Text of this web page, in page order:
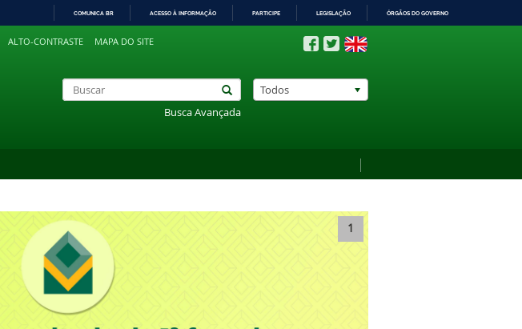
COMUNICA BR ACESSO À INFORMAÇÃO PARTICIPE LEGISLAÇÃO ÓRGÃOS DO GOVERNO
ALTO-CONTRASTE MAPA DO SITE
Busca Avançada
Todos
1